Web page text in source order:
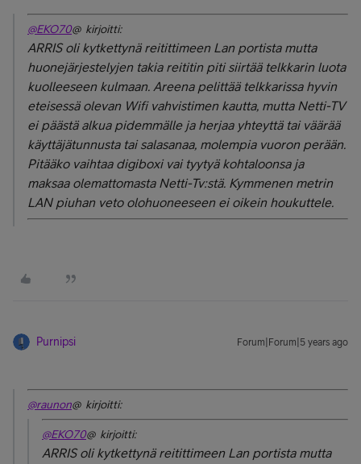
@EKO70@ kirjoitti:
ARRIS oli kytkettynä reitittimeen Lan portista mutta
huonejärjestelyjen takia reititin piti siirtää telkkarin luota
kuolleeseen kulmaan. Areena pelittää telkkarissa hyvin
eteisessä olevan Wifi vahvistimen kautta, mutta Netti-TV
ei päästä alkua pidemmälle ja herjaa yhteyttä tai väärää
käyttäjätunnusta tai salasanaa, molempia vuoron perään.
Pitääko vaihtaa digiboxi vai tyytyä kohtaloonsa ja
maksaa olemattomasta Netti-Tv:stä. Kymmenen metrin
LAN piuhan veto olohuoneeseen ei oikein houkuttele.
Purnipsi Forum|Forum|5 years ago
@raunon@ kirjoitti:
@EKO70@ kirjoitti:
ARRIS oli kytkettynä reitittimeen Lan portista mutta